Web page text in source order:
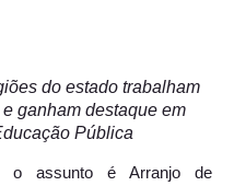
do estado trabalham
ganham destaque em
Pública
o assunto é Arranjo de